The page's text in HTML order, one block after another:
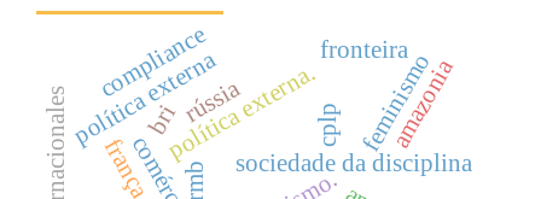
cplp
sociedade da disciplina
rmb
comércio
política externa.
rússia
bri feminismo
política externa fronteira
compliance amazonia
frança.